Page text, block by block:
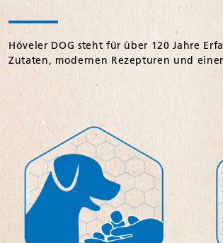
Höveler DOG steht für über 120 Jahre
Zutaten, modernen Rezepturen und